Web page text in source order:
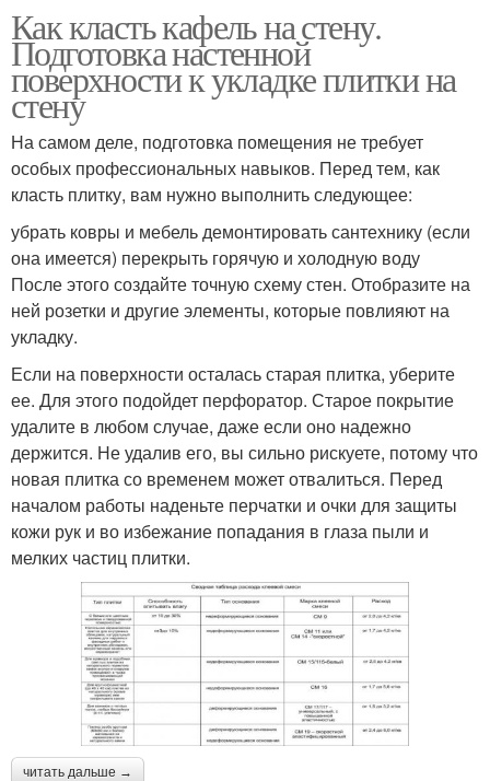
Как класть кафель на стену.
Подготовка настенной
поверхности к укладке плитки на
стену
На самом деле, подготовка помещения не требует
особых профессиональных навыков. Перед тем, как
класть плитку, вам нужно выполнить следующее:
убрать ковры и мебель демонтировать сантехнику (если
она имеется) перекрыть горячую и холодную воду
После этого создайте точную схему стен. Отобразите на
ней розетки и другие элементы, которые повлияют на
укладку.
Если на поверхности осталась старая плитка, уберите
ее. Для этого подойдет перфоратор. Старое покрытие
удалите в любом случае, даже если оно надежно
держится. Не удалив его, вы сильно рискуете, потому что
новая плитка со временем может отвалиться. Перед
началом работы наденьте перчатки и очки для защиты
кожи рук и во избежание попадания в глаза пыли и
мелких частиц плитки.
читать дальше →